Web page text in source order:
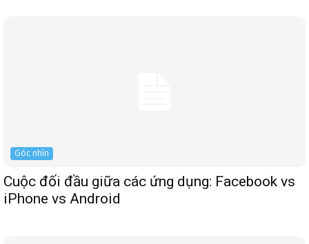
Góc nhìn
Cuộc đối đầu giữa các ứng dụng: Facebook vs
iPhone vs Android